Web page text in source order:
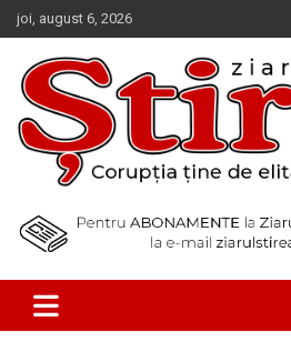
Skip
to
content
joi, august 6, 2026
Ziarul Știrea